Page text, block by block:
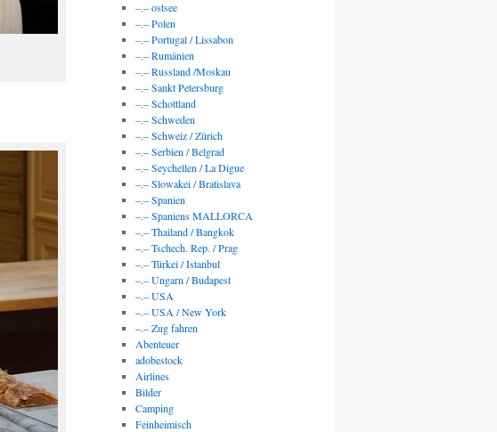
–.– ostsee
–.– Polen
–.– Portugal / Lissabon
–.– Rumänien
–.– Russland /Moskau
–.– Sankt Petersburg
–.– Schottland
–.– Schweden
–.– Schweiz / Zürich
–.– Serbien / Belgrad
–.– Seychellen / La Digue
–.– Slowakei / Bratislava
–.– Spanien
–.– Spaniens MALLORCA
–.– Thailand / Bangkok
–.– Tschech. Rep. / Prag
–.– Türkei / Istanbul
–.– Ungarn / Budapest
–.– USA
–.– USA / New York
–.– Zug fahren
Abenteuer
adobestock
Airlines
Bilder
Camping
Feinheimisch